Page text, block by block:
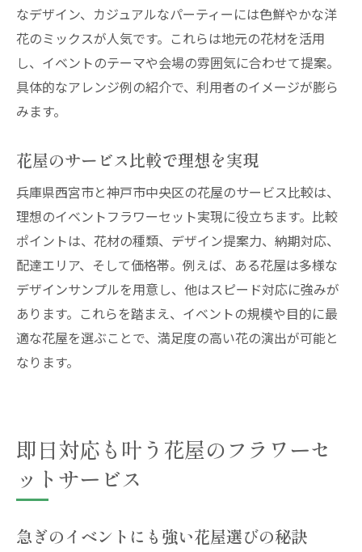
なデザイン、カジュアルなパーティーには色鮮やかな洋
花のミックスが人気です。これらは地元の花材を活用
し、イベントのテーマや会場の雰囲気に合わせて提案。
具体的なアレンジ例の紹介で、利用者のイメージが膨ら
みます。
花屋のサービス比較で理想を実現
兵庫県西宮市と神戸市中央区の花屋のサービス比較は、
理想のイベントフラワーセット実現に役立ちます。比較
ポイントは、花材の種類、デザイン提案力、納期対応、
配達エリア、そして価格帯。例えば、ある花屋は多様な
デザインサンプルを用意し、他はスピード対応に強みが
あります。これらを踏まえ、イベントの規模や目的に最
適な花屋を選ぶことで、満足度の高い花の演出が可能と
なります。
即日対応も叶う花屋のフラワーセ
ットサービス
急ぎのイベントにも強い花屋選びの秘訣